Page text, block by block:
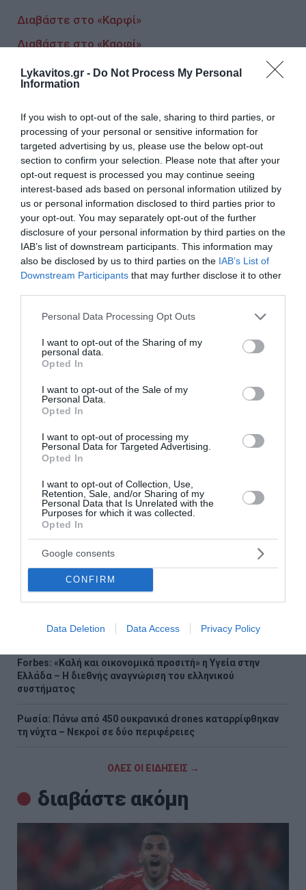
Lykavitos.gr - Do Not Process My Personal
Information
If you wish to opt-out of the sale, sharing to third parties, or
processing of your personal or sensitive information for
targeted advertising by us, please use the below opt-out
section to confirm your selection. Please note that after your
opt-out request is processed you may continue seeing
interest-based ads based on personal information utilized by
us or personal information disclosed to third parties prior to
your opt-out. You may separately opt-out of the further
disclosure of your personal information by third parties on the
IAB’s list of downstream participants. This information may
also be disclosed by us to third parties on the IAB’s List of
Downstream Participants that may further disclose it to other
Please note that this website/app uses one or more Google
not limited to your visit or usage behaviour. You may click to
grant or deny consent to Google and its third-party tags to
use your data for below specified purposes in below Google
consent section.
Personal Data Processing Opt Outs
I want to opt-out of the Sharing of my
personal data.
Opted In
I want to opt-out of the Sale of my
Personal Data.
Opted In
I want to opt-out of processing my
Personal Data for Targeted Advertising.
Opted In
I want to opt-out of Collection, Use,
Retention, Sale, and/or Sharing of my
Personal Data that Is Unrelated with the
Purposes for which it was collected.
Opted In
Google consents
CONFIRM
Data Deletion Data Access Privacy Policy
Διαβάστε στο «Καρφί»
Διαβάστε στο «Καρφί»
Διαβάστε στο «Καρφί»
Ακολουθήστε το Lykavitos.gr
στο Google News
και μάθετε πρώτοι όλες τις
ειδήσεις
Ροή ειδήσεων
Λατινοπούλου: «H Βρετανία ακυρώνει το Digital ID και
μειώνει τον φόρο στο ρεύμα. Η Ελλάδα πότε θα βάλει
Παπαθανάσης: 1,7 εκατ. ευρώ στους Δήμους Κοζάνης και
σταθμούς και σχολικές μονάδες
Στο προσκήνιο η 90η ΔΕΘ – Οι προετοιμασίες της
Μαργαρίτη Σχοινά
Πάρος: Τι ανέφερε ο ιδιοκτήτης του beach bar για την
Η στιγμή που ρεπόρτερ σώζει μια χελώνα στη φωτιά στον
Κουβαρά
Μαρινάκης κατά Τσίπρα: Θυμίζει νέα καλοκαιρινή
επιθεώρηση ο ισχυρισμός «δεν εξυπηρέτησα συμφέροντα
αλλά συγκρούστηκα μαζί τους»
Πόρτο Γερμενό»
Forbes: «Καλή και οικονομικά προσιτή» η Υγεία στην
Ελλάδα – Η διεθνής αναγνώριση του ελληνικού
συστήματος
Ρωσία: Πάνω από 450 ουκρανικά drones καταρρίφθηκαν
τη νύχτα – Νεκροί σε δύο περιφέρειες
ΟΛΕΣ ΟΙ ΕΙΔΗΣΕΙΣ →
διαβάστε ακόμη